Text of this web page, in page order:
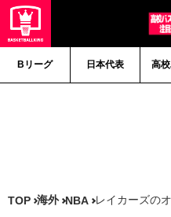
Bリーグ 日本代表 高
TOP 海外 NBA レイカーズの